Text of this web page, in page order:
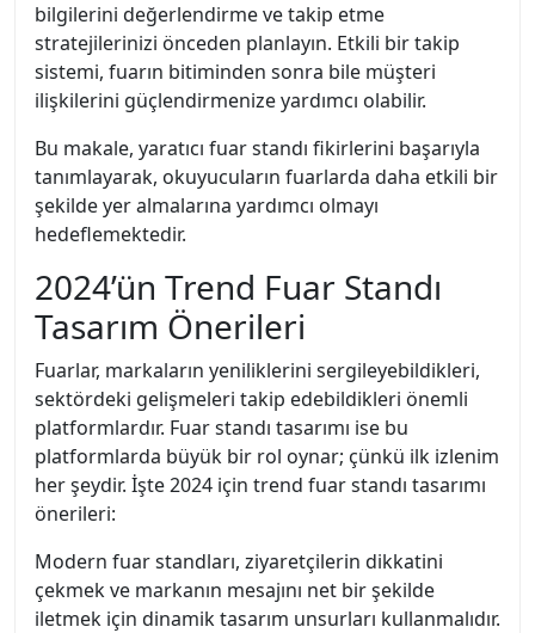
bilgilerini değerlendirme ve takip etme
stratejilerinizi önceden planlayın. Etkili bir takip
sistemi, fuarın bitiminden sonra bile müşteri
ilişkilerini güçlendirmenize yardımcı olabilir.
Bu makale, yaratıcı fuar standı fikirlerini başarıyla
tanımlayarak, okuyucuların fuarlarda daha etkili bir
şekilde yer almalarına yardımcı olmayı
hedeflemektedir.
2024’ün Trend Fuar Standı
Tasarım Önerileri
Fuarlar, markaların yeniliklerini sergileyebildikleri,
sektördeki gelişmeleri takip edebildikleri önemli
platformlardır. Fuar standı tasarımı ise bu
platformlarda büyük bir rol oynar; çünkü ilk izlenim
her şeydir. İşte 2024 için trend fuar standı tasarımı
önerileri:
Modern fuar standları, ziyaretçilerin dikkatini
çekmek ve markanın mesajını net bir şekilde
iletmek için dinamik tasarım unsurları kullanmalıdır.